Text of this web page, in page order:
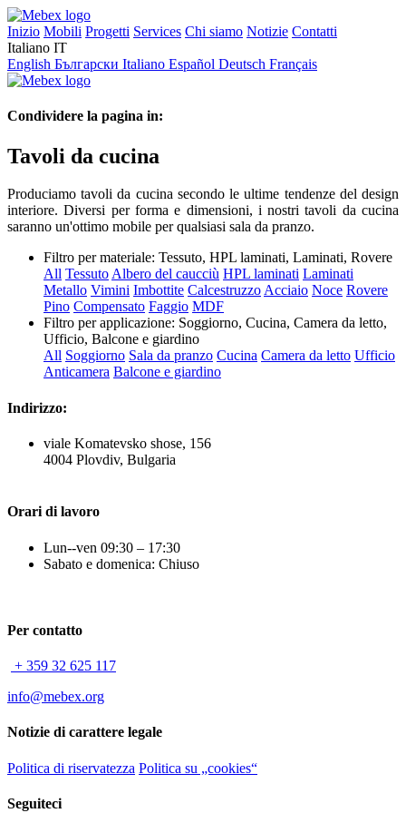
Inizio Mobili Progetti Services Chi siamo Notizie Contatti
Italiano IT
English Български Italiano Español Deutsch Français
Condividere la pagina in:
Tavoli da cucina
Produciamo tavoli da cucina secondo le ultime tendenze del design
interiore. Diversi per forma e dimensioni, i nostri tavoli da cucina
saranno un'ottimo mobile per qualsiasi sala da pranzo.
Filtro per materiale: Tessuto, HPL laminati, Laminati, Rovere
All TessutoAlbero del caucciù HPL laminati Laminati
Metallo Vimini Imbottite CalcestruzzoAcciaio Noce Rovere
Pino Compensato Faggio MDF
Filtro per applicazione: Soggiorno, Cucina, Camera da letto,
Ufficio, Balcone e giardino
All Soggiorno Sala da pranzo Cucina Camera da letto Ufficio
Anticamera Balcone e giardino
Indirizzo:
viale Komatevsko shose, 156
4004 Plovdiv, Bulgaria
Orari di lavoro
Lun--ven 09:30 – 17:30
Sabato e domenica: Chiuso
Per contatto
+ 359 32 625 117
info@mebex.org
Notizie di carattere legale
Politica di riservatezza Politica su „cookies“
Seguiteci